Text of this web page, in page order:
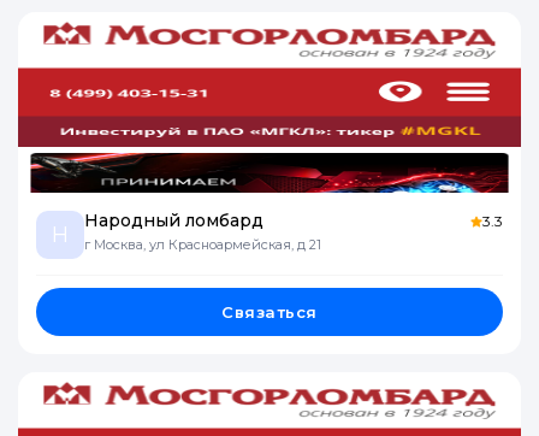
Н
Народный ломбард
г Москва, ул Красноармейская, д 21
3.3
Связаться